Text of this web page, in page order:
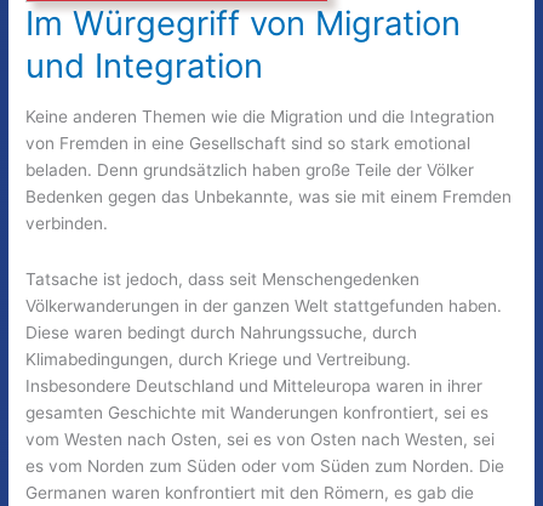
Im Würgegriff von Migration
und Integration
Keine anderen Themen wie die Migration und die Integration
von Fremden in eine Gesellschaft sind so stark emotional
beladen. Denn grundsätzlich haben große Teile der Völker
Bedenken gegen das Unbekannte, was sie mit einem Fremden
verbinden.
Tatsache ist jedoch, dass seit Menschengedenken
Völkerwanderungen in der ganzen Welt stattgefunden haben.
Diese waren bedingt durch Nahrungssuche, durch
Klimabedingungen, durch Kriege und Vertreibung.
Insbesondere Deutschland und Mitteleuropa waren in ihrer
gesamten Geschichte mit Wanderungen konfrontiert, sei es
vom Westen nach Osten, sei es von Osten nach Westen, sei
es vom Norden zum Süden oder vom Süden zum Norden. Die
Germanen waren konfrontiert mit den Römern, es gab die